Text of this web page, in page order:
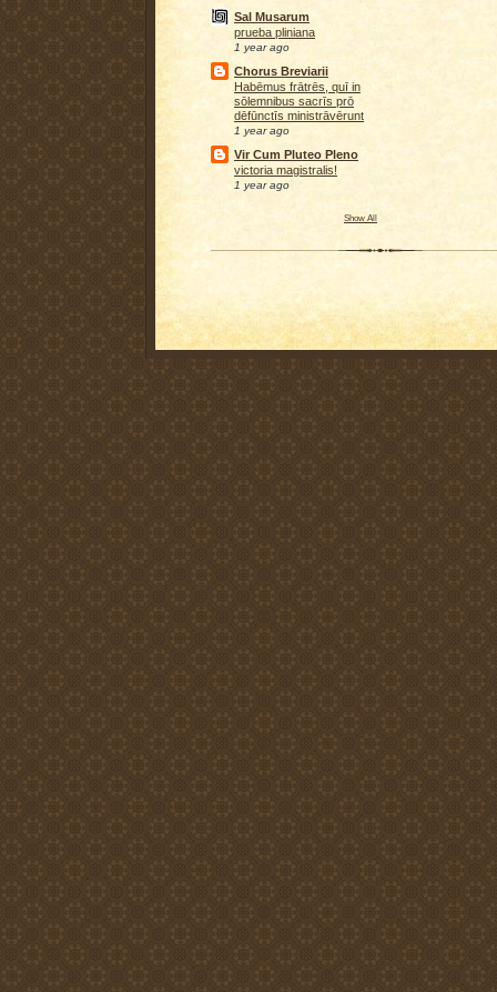
Sal Musarum
prueba pliniana
1 year ago
Chorus Breviarii
Habēmus frātrēs, quī in
sōlemnibus sacrīs prō
dēfūnctīs ministrāvērunt
1 year ago
Vir Cum Pluteo Pleno
victoria magistralis!
1 year ago
Show All